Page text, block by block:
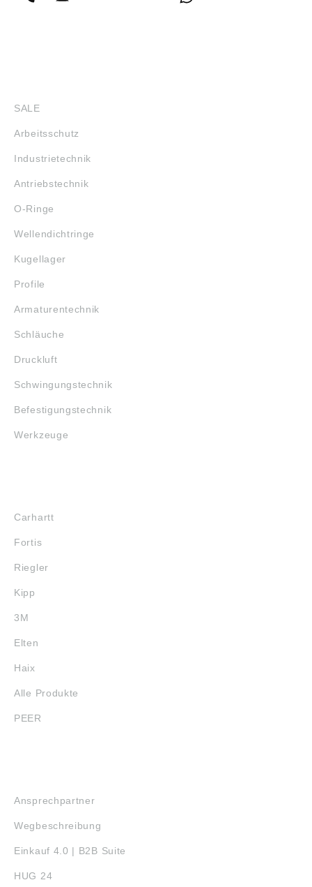
SALE
Arbeitsschutz
Industrietechnik
Antriebstechnik
O-Ringe
Wellendichtringe
Kugellager
Profile
Armaturentechnik
Schläuche
Druckluft
Schwingungstechnik
Befestigungstechnik
Werkzeuge
Carhartt
Fortis
Riegler
Kipp
3M
Elten
Haix
Alle Produkte
PEER
Ansprechpartner
Wegbeschreibung
Einkauf 4.0 | B2B Suite
HUG 24